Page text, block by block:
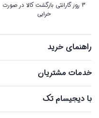
3 روز گارانتی بازگشت کالا در صورت
خرابی
راهنمای خرید
خدمات مشتریان
با دیجیسام تک